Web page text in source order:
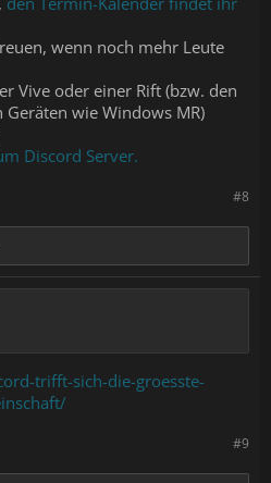
wenn noch mehr Leute
Vive oder einer Rift (bzw. den
wie Windows MR)
Discord Server.
#8
trifft-sich-die-groesste-
#9